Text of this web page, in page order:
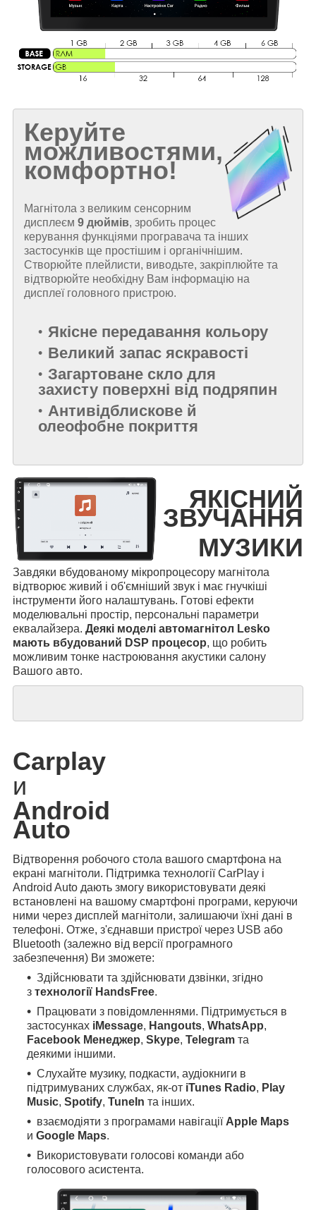
Керуйте
можливостями,
комфортно!
Магнітола з великим сенсорним
дисплеєм 9 дюймів, зробить процес
керування функціями програвача та інших
застосунків ще простішим і органічнішим.
Створюйте плейлисти, виводьте, закріплюйте та
відтворюйте необхідну Вам інформацію на
дисплеї головного пристрою.
Якісне передавання кольору
Великий запас яскравості
Загартоване скло для
захисту поверхні від подряпин
Антивідблискове й
олеофобне покриття
ЯКІСНИЙ
ЗВУЧАННЯ
МУЗИКИ
Завдяки вбудованому мікропроцесору магнітола
відтворює живий і об'ємніший звук і має гнучкіші
інструменти його налаштувань. Готові ефекти
моделювальні простір, персональні параметри
еквалайзера. Деякі моделі автомагнітол Lesko
мають вбудований DSP процесор, що робить
можливим тонке настроювання акустики салону
Вашого авто.
Carplay
и
Android
Auto
Відтворення робочого стола вашого смартфона на
екрані магнітоли. Підтримка технології CarPlay і
Android Auto дають змогу використовувати деякі
встановлені на вашому смартфоні програми, керуючи
ними через дисплей магнітоли, залишаючи їхні дані в
телефоні. Отже, з'єднавши пристрої через USB або
Bluetooth (залежно від версії програмного
забезпечення) Ви зможете:
Здійснювати та здійснювати дзвінки, згідно
з технології HandsFree.
Працювати з повідомленнями. Підтримується в
застосунках iMessage, Hangouts, WhatsApp,
Facebook Менеджер, Skype, Telegram та
деякими іншими.
Слухайте музику, подкасти, аудіокниги в
підтримуваних службах, як-от iTunes Radio, Play
Music, Spotify, TuneIn та інших.
взаємодіяти з програмами навігаціїApple Maps
и Google Maps.
Використовувати голосові команди або
голосового асистента.